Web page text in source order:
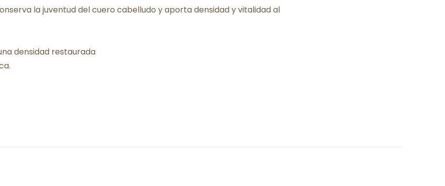
la juventud del cuero cabelludo y aporta densidad y vitalidad al
densidad restaurada